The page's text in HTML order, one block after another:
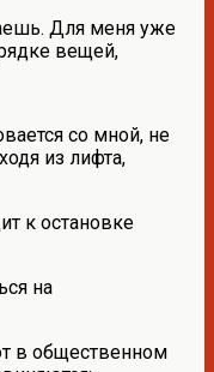
Для меня уже
вещей,
со мной, не
из лифта,
к остановке
на
в общественном